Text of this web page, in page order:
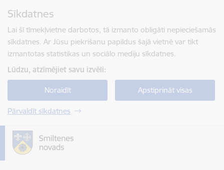
Sīkdatnes
Lai šī tīmekļvietne darbotos, tā izmanto obligāti nepieciešamās
sīkdatnes. Ar Jūsu piekrišanu papildus šajā vietnē var tikt
izmantotas statistikas un sociālo mediju sīkdatnes.
Lūdzu, atzīmējiet savu izvēli:
Noraidīt Apstiprināt visas
Pārvaldīt sīkdatnes